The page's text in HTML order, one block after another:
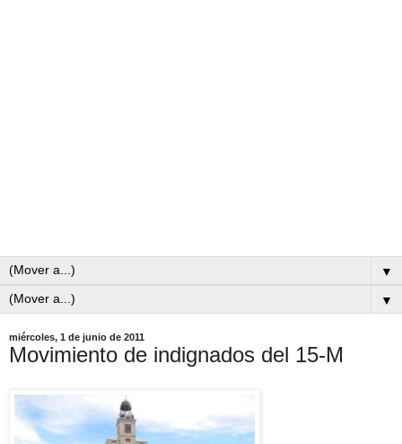
▼
▼
miércoles, 1 de junio de 2011
Movimiento de indignados del 15-M